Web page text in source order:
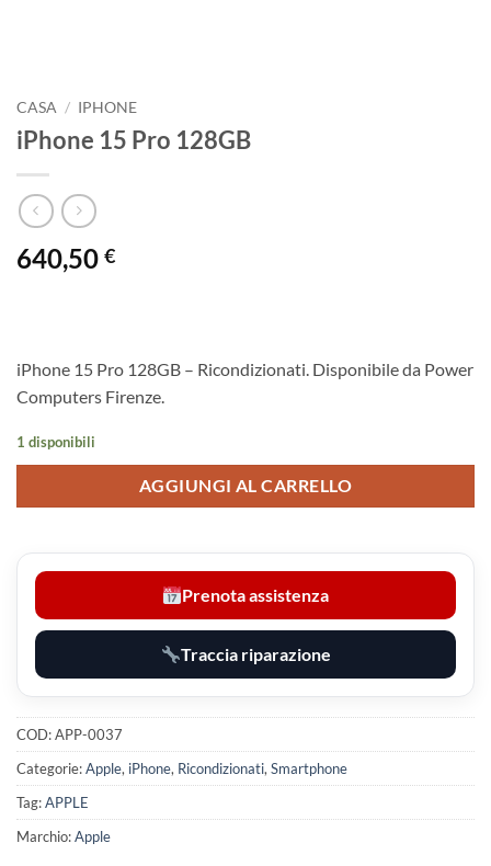
CASA / IPHONE
iPhone 15 Pro 128GB
640,50 €
iPhone 15 Pro 128GB – Ricondizionati. Disponibile da Power
Computers Firenze.
1 disponibili
AGGIUNGI AL CARRELLO
Prenota assistenza
Traccia riparazione
COD:APP-0037
Categorie:Apple, iPhone, Ricondizionati, Smartphone
Tag:APPLE
Marchio:Apple